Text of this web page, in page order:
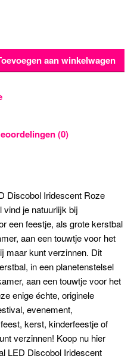
aan winkelwagen
(0)
Discobol Iridescent Roze
je natuurlijk bij
een feestje, als grote kerstbal
aan een touwtje voor het
maar kunt verzinnen. Dit
in een planetenstelsel
aan een touwtje voor het
enige échte, originele
evenement,
kerst, kinderfeestje of
verzinnen! Koop nu hier
LED Discobol Iridescent